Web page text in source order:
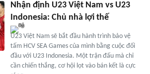
Nhận định U23 Việt Nam vs U23
Indonesia: Chủ nhà lợi thế
U23 Việt Nam sẽ bắt đầu hành trình bảo vệ
tấm HCV SEA Games của mình bằng cuộc đối
đầu với U23 Indonesia. Một trận đấu mà chỉ
cần chiến thắng, cơ hội lọt vào bán kết là cực